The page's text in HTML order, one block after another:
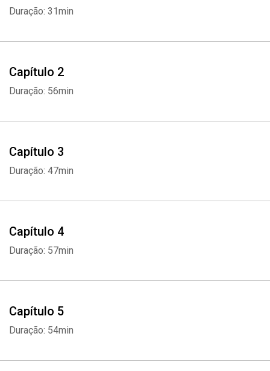
reviravoltas da vida para atingir seus objetivos mais importantes
Duração: 31min
Capítulo 2
Duração: 56min
Capítulo 3
Duração: 47min
Capítulo 4
Duração: 57min
Capítulo 5
Duração: 54min